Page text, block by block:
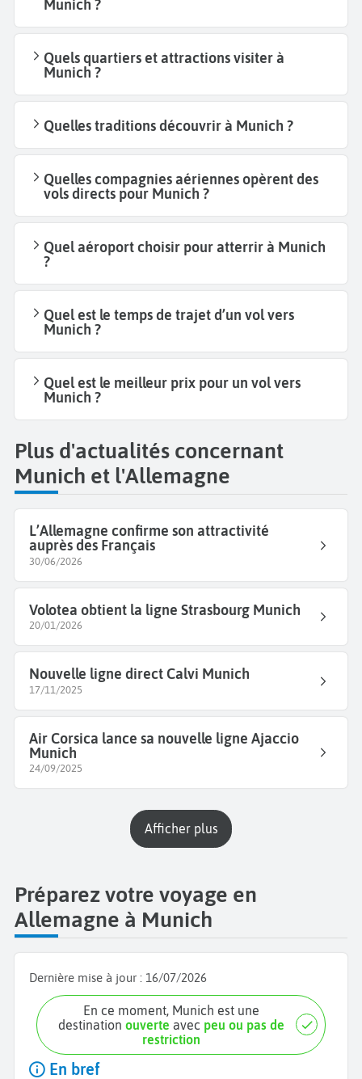
Munich ?
Quels quartiers et attractions visiter à
Munich ?
Quelles traditions découvrir à Munich ?
Quelles compagnies aériennes opèrent des
vols directs pour Munich ?
Quel aéroport choisir pour atterrir à Munich
?
Quel est le temps de trajet d’un vol vers
Munich ?
Quel est le meilleur prix pour un vol vers
Munich ?
Plus d'actualités concernant
Munich et l'Allemagne
L’Allemagne confirme son attractivité
auprès des Français
30/06/2026
Volotea obtient la ligne Strasbourg Munich
20/01/2026
Nouvelle ligne direct Calvi Munich
17/11/2025
Air Corsica lance sa nouvelle ligne Ajaccio
Munich
24/09/2025
Afficher plus
Préparez votre voyage en
Allemagne à Munich
Dernière mise à jour : 16/07/2026
En ce moment, Munich est une
destinationouverte avec peu ou pas de
restriction
En bref